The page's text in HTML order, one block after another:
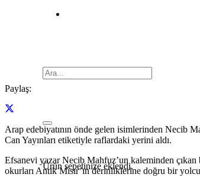
Ürünsepetinize eklendi.
Paylaş:
Arap edebiyatının önde gelen isimlerinden Necib
Can Yayınları etiketiyle raflardaki yerini aldı.
Efsanevi yazar Necib Mahfuz’un kaleminden
okurları Antik Mısır’ın derinliklerine doğru bir